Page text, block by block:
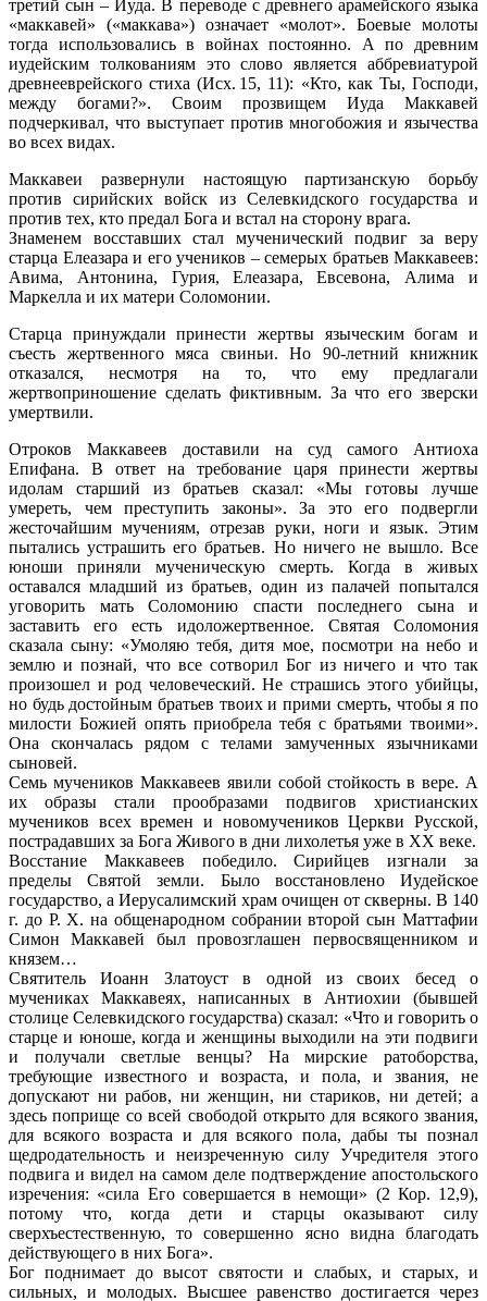
третий сын – Иуда. В переводе с древнего арамейского языка
«маккавей» («маккава») означает «молот». Боевые молоты
тогда использовались в войнах постоянно. А по древним
иудейским толкованиям это слово является аббревиатурой
древнееврейского стиха (Исх. 15, 11): «Кто, как Ты, Господи,
между богами?». Своим прозвищем Иуда Маккавей
подчеркивал, что выступает против многобожия и язычества
во всех видах.
Маккавеи развернули настоящую партизанскую борьбу
против сирийских войск из Селевкидского государства и
против тех, кто предал Бога и встал на сторону врага.
Знаменем восставших стал мученический подвиг за веру
старца Елеазара и его учеников – семерых братьев Маккавеев:
Авима, Антонина, Гурия, Елеазара, Евсевона, Алима и
Маркелла и их матери Соломонии.
Старца принуждали принести жертвы языческим богам и
съесть жертвенного мяса свиньи. Но 90-летний книжник
отказался, несмотря на то, что ему предлагали
жертвоприношение сделать фиктивным. За что его зверски
умертвили.
Отроков Маккавеев доставили на суд самого Антиоха
Епифана. В ответ на требование царя принести жертвы
идолам старший из братьев сказал: «Мы готовы лучше
умереть, чем преступить законы». За это его подвергли
жесточайшим мучениям, отрезав руки, ноги и язык. Этим
пытались устрашить его братьев. Но ничего не вышло. Все
юноши приняли мученическую смерть. Когда в живых
оставался младший из братьев, один из палачей попытался
уговорить мать Соломонию спасти последнего сына и
заставить его есть идоложертвенное. Святая Соломония
сказала сыну: «Умоляю тебя, дитя мое, посмотри на небо и
землю и познай, что все сотворил Бог из ничего и что так
произошел и род человеческий. Не страшись этого убийцы,
но будь достойным братьев твоих и прими смерть, чтобы я по
милости Божией опять приобрела тебя с братьями твоими».
Она скончалась рядом с телами замученных язычниками
сыновей.
Семь мучеников Маккавеев явили собой стойкость в вере. А
их образы стали прообразами подвигов христианских
мучеников всех времен и новомучеников Церкви Русской,
пострадавших за Бога Живого в дни лихолетья уже в XX веке.
Восстание Маккавеев победило. Сирийцев изгнали за
пределы Святой земли. Было восстановлено Иудейское
государство, а Иерусалимский храм очищен от скверны. В 140
г. до Р. Х. на общенародном собрании второй сын Маттафии
Симон Маккавей был провозглашен первосвященником и
князем…
Святитель Иоанн Златоуст в одной из своих бесед о
мучениках Маккавеях, написанных в Антиохии (бывшей
столице Селевкидского государства) сказал: «Что и говорить о
старце и юноше, когда и женщины выходили на эти подвиги
и получали светлые венцы? На мирские ратоборства,
требующие известного и возраста, и пола, и звания, не
допускают ни рабов, ни женщин, ни стариков, ни детей; а
здесь поприще со всей свободой открыто для всякого звания,
для всякого возраста и для всякого пола, дабы ты познал
щедродательность и неизреченную силу Учредителя этого
подвига и видел на самом деле подтверждение апостольского
изречения: «сила Его совершается в немощи» (2 Кор. 12,9),
потому что, когда дети и старцы оказывают силу
сверхъестественную, то совершенно ясно видна благодать
действующего в них Бога».
Бог поднимает до высот святости и слабых, и старых, и
сильных, и молодых. Высшее равенство достигается через